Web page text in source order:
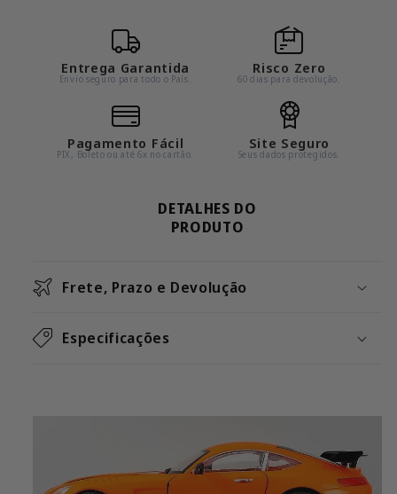
(Escala
1:18)
(Escala
1:18)
Entrega Garantida
Envio seguro para todo o País.
Risco Zero
60 dias para devolução.
Pagamento Fácil
PIX, Boleto ou até 6x no cartão.
Site Seguro
Seus dados protegidos.
DETALHES DO
PRODUTO
Frete, Prazo e Devolução
Especificações